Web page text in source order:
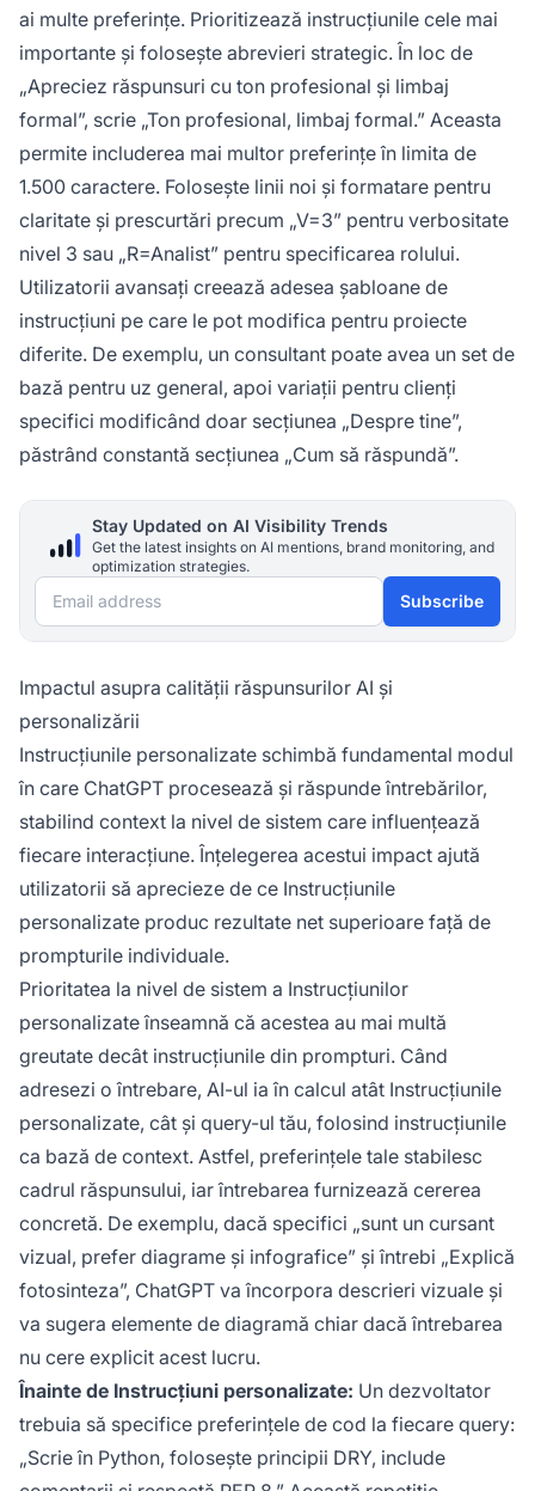
ai multe preferințe. Prioritizează instrucțiunile cele mai
importante și folosește abrevieri strategic. În loc de
„Apreciez răspunsuri cu ton profesional și limbaj
formal”, scrie „Ton profesional, limbaj formal.” Aceasta
permite includerea mai multor preferințe în limita de
1.500 caractere. Folosește linii noi și formatare pentru
claritate și prescurtări precum „V=3” pentru verbositate
nivel 3 sau „R=Analist” pentru specificarea rolului.
Utilizatorii avansați creează adesea șabloane de
instrucțiuni pe care le pot modifica pentru proiecte
diferite. De exemplu, un consultant poate avea un set de
bază pentru uz general, apoi variații pentru clienți
specifici modificând doar secțiunea „Despre tine”,
păstrând constantă secțiunea „Cum să răspundă”.
Stay Updated on AI Visibility Trends
Get the latest insights on AI mentions, brand monitoring, and
optimization strategies.
Email address Subscribe
Impactul asupra calității răspunsurilor AI și
personalizării
Instrucțiunile personalizate schimbă fundamental modul
în care ChatGPT procesează și răspunde întrebărilor,
stabilind context la nivel de sistem care influențează
fiecare interacțiune. Înțelegerea acestui impact ajută
utilizatorii să aprecieze de ce Instrucțiunile
personalizate produc rezultate net superioare față de
prompturile individuale.
Prioritatea la nivel de sistem a Instrucțiunilor
personalizate înseamnă că acestea au mai multă
greutate decât instrucțiunile din prompturi. Când
adresezi o întrebare, AI-ul ia în calcul atât Instrucțiunile
personalizate, cât și query-ul tău, folosind instrucțiunile
ca bază de context. Astfel, preferințele tale stabilesc
cadrul răspunsului, iar întrebarea furnizează cererea
concretă. De exemplu, dacă specifici „sunt un cursant
vizual, prefer diagrame și infografice” și întrebi „Explică
fotosinteza”, ChatGPT va încorpora descrieri vizuale și
va sugera elemente de diagramă chiar dacă întrebarea
nu cere explicit acest lucru.
Înainte de Instrucțiuni personalizate: Un dezvoltator
trebuia să specifice preferințele de cod la fiecare query:
„Scrie în Python, folosește principii DRY, include